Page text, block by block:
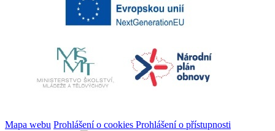
Mapa webu Prohlášení o cookies Prohlášení o přístupnosti